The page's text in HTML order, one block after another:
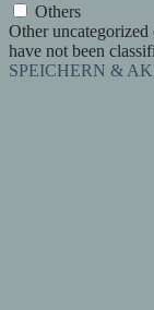
Others
Other uncategorized
have not been
SPEICHERN &